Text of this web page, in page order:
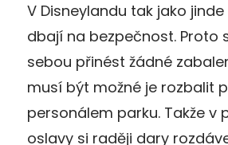
V Disneylandu tak jako
dbají na bezpečnost. Proto
sebou přinést žádné
musí být možné je rozbalit
personálem parku. Takže v
oslavy si raději dary